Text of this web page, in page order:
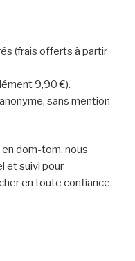
(frais offerts à partir
9,90 €).
sans mention
dom-tom, nous
et suivi pour
en toute confiance.